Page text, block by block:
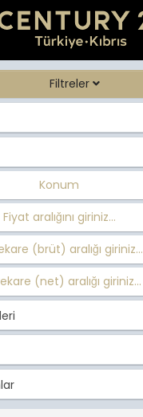
Filtreler
Konum
Fiyat aralığını giriniz...
(brüt) aralığı giriniz...
(net) aralığı giriniz...